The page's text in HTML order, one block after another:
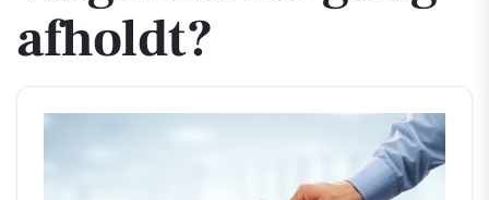
afholdt?